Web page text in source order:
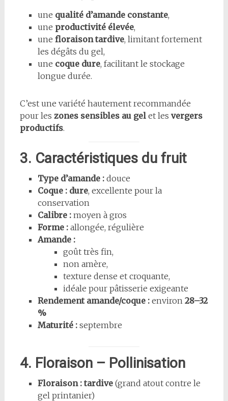
une qualité d’amande constante,
une productivité élevée,
une floraison tardive, limitant fortement
les dégâts du gel,
une coque dure, facilitant le stockage
longue durée.
C’est une variété hautement recommandée
pour les zones sensibles au gelet les vergers
productifs.
3. Caractéristiques du fruit
Type d’amande :douce
Coque : dure, excellente pour la
conservation
Calibre :moyen à gros
Forme :allongée, régulière
Amande :
goût très fin,
non amère,
texture dense et croquante,
idéale pour pâtisserie exigeante
Rendement amande/coque :environ 28–32
%
Maturité :septembre
4. Floraison – Pollinisation
Floraison : tardive(grand atout contre le
gel printanier)